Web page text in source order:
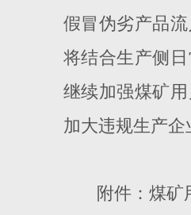
假冒伪劣产品
将结合生产侧
继续加强煤矿
加大违规生产
附件：煤